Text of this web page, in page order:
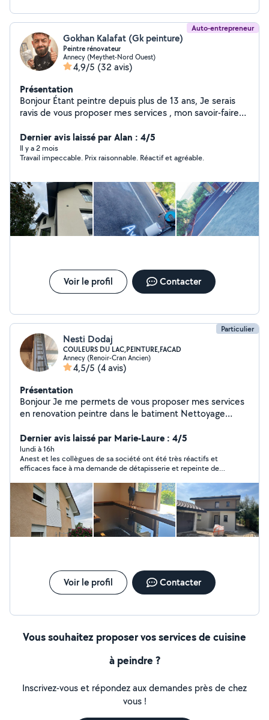
Auto-entrepreneur
Gokhan Kalafat (Gk peinture)
Peintre rénovateur
Annecy (Meythet-Nord Ouest)
4,9/5 (32 avis)
Présentation
Bonjour Étant peintre depuis plus de 13 ans, Je serais
ravis de vous proposer mes services , mon savoir-faire
mon travail précis et propre .
Dernier avis laissé par Alan : 4/5
Il y a 2 mois
Travail impeccable. Prix raisonnable. Réactif et agréable.
Voir le profil Contacter
Particulier
Nesti Dodaj
COULEURS DU LAC,PEINTURE,FACAD
Annecy (Renoir-Cran Ancien)
4,5/5 (4 avis)
Présentation
Bonjour Je me permets de vous proposer mes services
en renovation peintre dans le batiment Nettoyage
Dernier avis laissé par Marie-Laure : 4/5
lundi à 16h
Anest et les collègues de sa société ont été très réactifs et
efficaces face à ma demande de détapisserie et repeinte de
chantier le jeudi et fin des travaux le samedi soir. Tout cela
avec le sourire, un beau professionnalisme et un prix très
correct. Je recommande :)
Voir le profil Contacter
Vous souhaitez proposer vos services de cuisine
à peindre ?
Inscrivez-vous et répondez aux demandes près de chez
vous !